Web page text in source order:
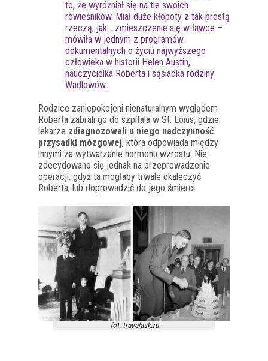
to, że wyróżniał się na tle swoich
rówieśników. Miał duże kłopoty z tak prostą
rzeczą, jak… zmieszczenie się w ławce –
mówiła w jednym z programów
dokumentalnych o życiu najwyższego
człowieka w historii Helen Austin,
nauczycielka Roberta i sąsiadka rodziny
Wadlowów.
Rodzice zaniepokojeni nienaturalnym wyglądem
Roberta zabrali go do szpitala w St. Loius, gdzie
lekarze zdiagnozowali u niego nadczynność
przysadki mózgowej, która odpowiada między
innymi za wytwarzanie hormonu wzrostu. Nie
zdecydowano się jednak na przeprowadzenie
operacji, gdyż ta mogłaby trwale okaleczyć
Roberta, lub doprowadzić do jego śmierci.
fot. travelask.ru